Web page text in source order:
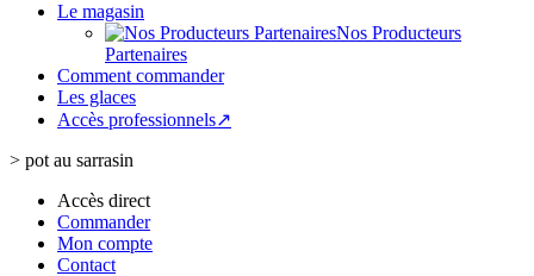
Le magasin
Nos Producteurs
Partenaires
Comment commander
Les glaces
Accès professionnels↗
> pot au sarrasin
Accès direct
Commander
Mon compte
Contact